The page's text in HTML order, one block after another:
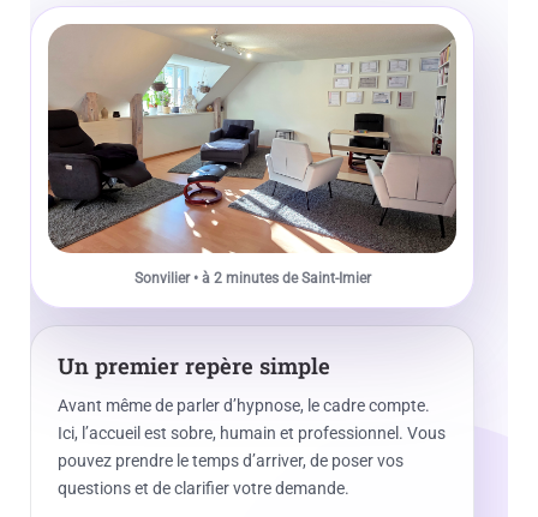
Sonvilier • à 2 minutes de Saint-Imier
Un premier repère simple
Avant même de parler d’hypnose, le cadre compte.
Ici, l’accueil est sobre, humain et professionnel. Vous
pouvez prendre le temps d’arriver, de poser vos
questions et de clarifier votre demande.